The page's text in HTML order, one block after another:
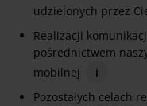
udzielonych przez
Realizacji
pośrednictwem
mobilnej
i
Pozostałych celach